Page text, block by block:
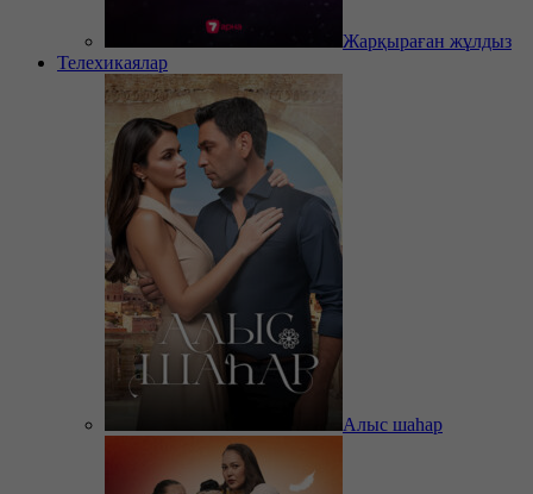
Жарқыраған жұлдыз
Телехикаялар
Алыс шаһар